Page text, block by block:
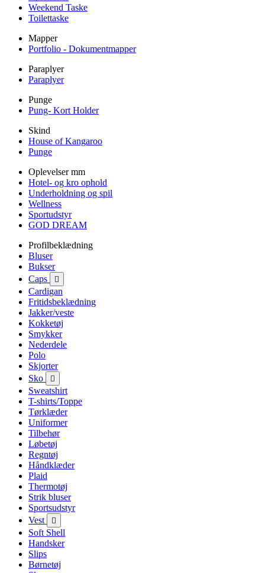
Weekend Taske
Toilettaske
Mapper
Portfolio - Dokumentmapper
Paraplyer
Paraplyer
Punge
Pung- Kort Holder
Skind
House of Kangaroo
Punge
Oplevelser mm
Hotel- og kro ophold
Underholdning og spil
Wellness
Sportudstyr
GOD DREAM
Profilbeklædning
Bluser
Bukser
Caps

Cardigan
Fritidsbeklædning
Jakker/veste
Kokketøj
Smykker
Nederdele
Polo
Skjorter
Sko

Sweatshirt
T-shirts/Toppe
Tørklæder
Uniformer
Tilbehør
Løbetøj
Regntøj
Håndklæder
Plaid
Thermotøj
Strik bluser
Sportsudstyr
Vest

Soft Shell
Handsker
Slips
Børnetøj